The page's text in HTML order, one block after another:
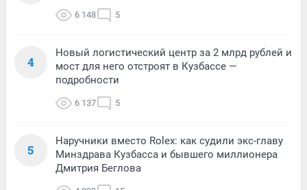
6 148 5
4
Новый логистический центр за 2 млрд рублей и
мост для него отстроят в Кузбассе —
подробности
6 137 5
5
Наручники вместо Rolex: как судили экс-главу
Минздрава Кузбасса и бывшего миллионера
Дмитрия Беглова